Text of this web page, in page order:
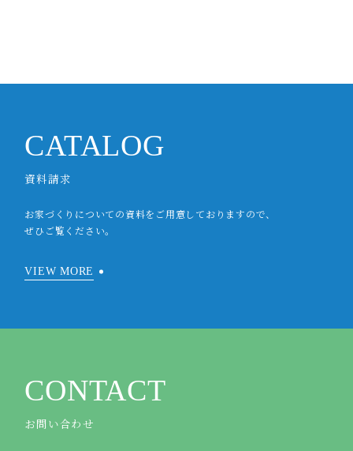
CATALOG
資料請求
お家づくりについての資料をご用意しておりますので、
ぜひご覧ください。
VIEW MORE
CONTACT
お問い合わせ